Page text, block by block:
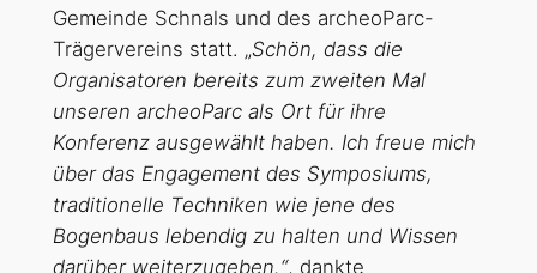
Gemeinde Schnals und des archeoParc-
Trägervereins statt. „Schön, dass die
Organisatoren bereits zum zweiten Mal
unseren archeoParc als Ort für ihre
Konferenz ausgewählt haben. Ich freue mich
über das Engagement des Symposiums,
traditionelle Techniken wie jene des
Bogenbaus lebendig zu halten und Wissen
darüber weiterzugeben.“, dankte